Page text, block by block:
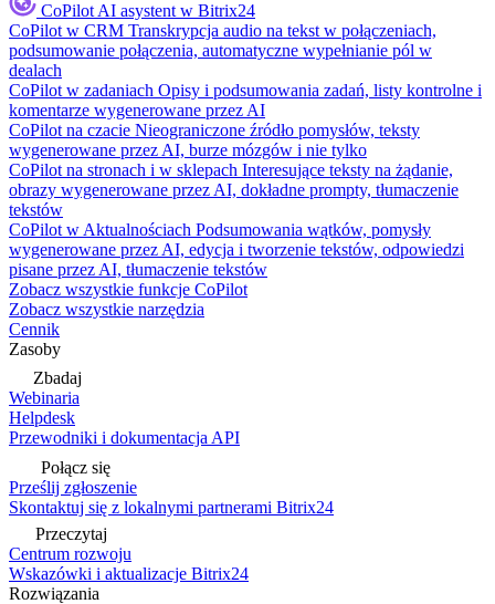
CoPilot AI asystent w Bitrix24
CoPilot w CRM Transkrypcja audio na tekst w połączeniach,
podsumowanie połączenia, automatyczne wypełnianie pól w
dealach
CoPilot w zadaniach Opisy i podsumowania zadań, listy kontrolne i
komentarze wygenerowane przez AI
CoPilot na czacie Nieograniczone źródło pomysłów, teksty
wygenerowane przez AI, burze mózgów i nie tylko
CoPilot na stronach i w sklepach Interesujące teksty na żądanie,
obrazy wygenerowane przez AI, dokładne prompty, tłumaczenie
tekstów
CoPilot w Aktualnościach Podsumowania wątków, pomysły
wygenerowane przez AI, edycja i tworzenie tekstów, odpowiedzi
pisane przez AI, tłumaczenie tekstów
Zobacz wszystkie funkcje CoPilot
Zobacz wszystkie narzędzia
Cennik
Zasoby
Zbadaj
Webinaria
Helpdesk
Przewodniki i dokumentacja API
Połącz się
Prześlij zgłoszenie
Skontaktuj się z lokalnymi partnerami Bitrix24
Przeczytaj
Centrum rozwoju
Wskazówki i aktualizacje Bitrix24
Rozwiązania